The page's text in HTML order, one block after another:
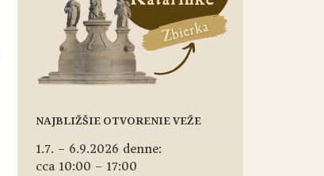
NAJBLIŽŠIE OTVORENIE VEŽE
1.7. – 6.9.2026 denne:
cca 10:00 – 17:00